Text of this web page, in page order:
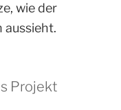
wie der
aussieht.
Projekt